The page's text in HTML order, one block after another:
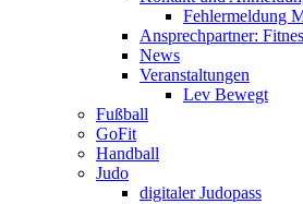
Fehlermeldung
Ansprechpartner:
News
Veranstaltungen
Lev Bewegt
Fußball
GoFit
Handball
Judo
digitaler Judopass